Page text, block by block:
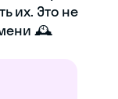
их. Это не
🕰️